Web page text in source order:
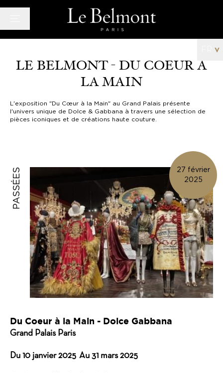
Chambres
Bar/Salon
Galerie
Actualités
Quartier
Histoire
Design
Presse
Agence
Contact
v
LE BELMONT - DU COEUR À
LA MAIN
L'exposition "Du Cœur à la Main" au Grand Palais présente
l'univers unique de Dolce & Gabbana à travers une sélection de
pièces iconiques et de créations haute couture.
PASSÉES
27 février
2025
Du Coeur à la Main - Dolce Gabbana
Grand Palais Paris
Du 10 janvier 2025 Au 31 mars 2025
Panneau de gestion des cookies